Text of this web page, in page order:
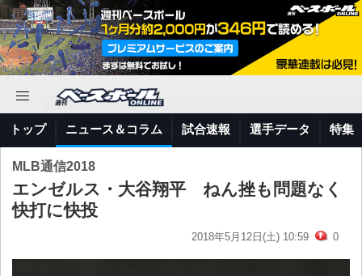
トップ ニュース＆コラム 試合速報 選手データ 特集
MLB通信2018
エンゼルス・大谷翔平 ねん挫も問題なく
快打に快投
2018年5月12日(土) 10:59 0